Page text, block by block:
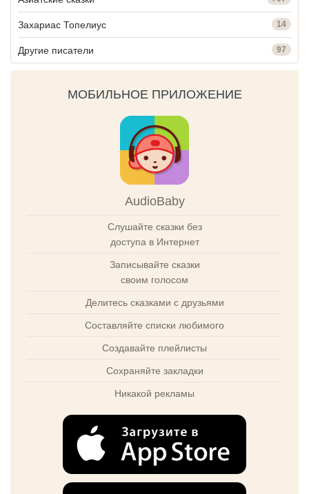
Захариас Топелиус 14
Другие писатели 97
МОБИЛЬНОЕ ПРИЛОЖЕНИЕ
AudioBaby
Слушайте сказки без
доступа в Интернет
Записывайте сказки
своим голосом
Делитесь сказками с друзьями
Составляйте списки любимого
Создавайте плейлисты
Сохраняйте закладки
Никакой рекламы